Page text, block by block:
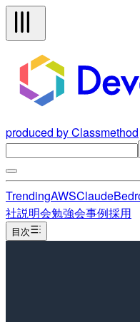
produced by Classmethod
TrendingAWSClaude
社説明会勉強会事例採用
目次